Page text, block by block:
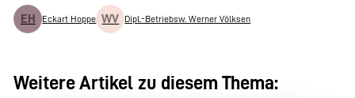
EH Eckart Hoppe WV Dipl.-Betriebsw. Werner Völksen
Weitere Artikel zu diesem Thema: